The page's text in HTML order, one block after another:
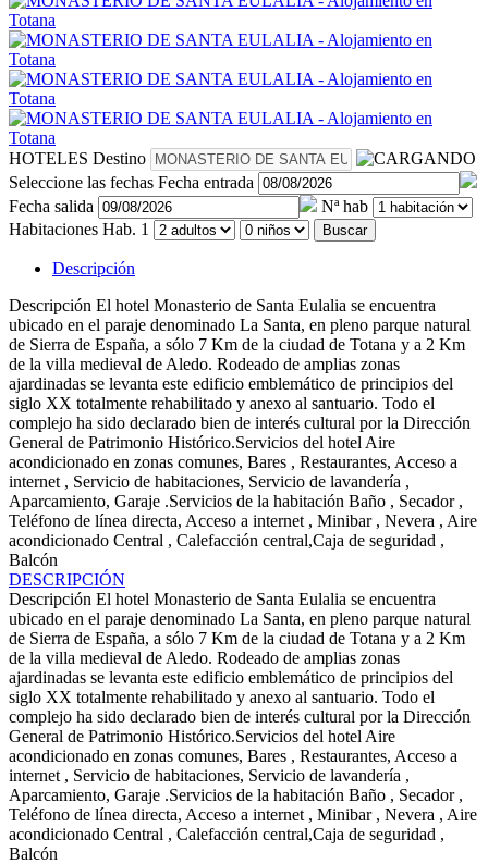
HOTELES Destino
Seleccione las fechas Fecha entrada
Fecha salida
Nª hab
Habitaciones Hab. 1 Buscar
Descripción
Descripción El hotel Monasterio de Santa Eulalia se encuentra
ubicado en el paraje denominado La Santa, en pleno parque natural
de Sierra de España, a sólo 7 Km de la ciudad de Totana y a 2 Km
de la villa medieval de Aledo. Rodeado de amplias zonas
ajardinadas se levanta este edificio emblemático de principios del
siglo XX totalmente rehabilitado y anexo al santuario. Todo el
complejo ha sido declarado bien de interés cultural por la Dirección
General de Patrimonio Histórico.Servicios del hotel Aire
acondicionado en zonas comunes, Bares , Restaurantes, Acceso a
internet , Servicio de habitaciones, Servicio de lavandería ,
Aparcamiento, Garaje .Servicios de la habitación Baño , Secador ,
Teléfono de línea directa, Acceso a internet , Minibar , Nevera , Aire
acondicionado Central , Calefacción central,Caja de seguridad ,
Balcón
DESCRIPCIÓN
Descripción El hotel Monasterio de Santa Eulalia se encuentra
ubicado en el paraje denominado La Santa, en pleno parque natural
de Sierra de España, a sólo 7 Km de la ciudad de Totana y a 2 Km
de la villa medieval de Aledo. Rodeado de amplias zonas
ajardinadas se levanta este edificio emblemático de principios del
siglo XX totalmente rehabilitado y anexo al santuario. Todo el
complejo ha sido declarado bien de interés cultural por la Dirección
General de Patrimonio Histórico.Servicios del hotel Aire
acondicionado en zonas comunes, Bares , Restaurantes, Acceso a
internet , Servicio de habitaciones, Servicio de lavandería ,
Aparcamiento, Garaje .Servicios de la habitación Baño , Secador ,
Teléfono de línea directa, Acceso a internet , Minibar , Nevera , Aire
acondicionado Central , Calefacción central,Caja de seguridad ,
Balcón